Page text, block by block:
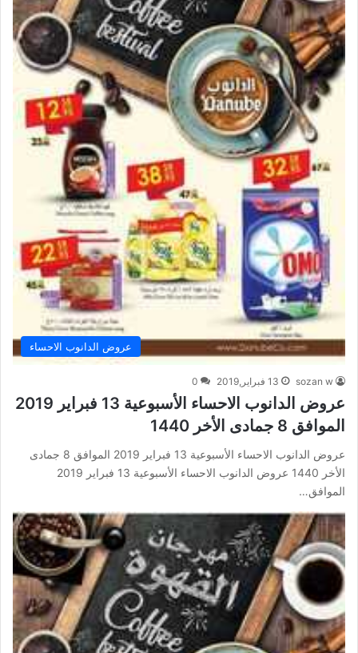
عروض الدانوب الاحساء
sozan w 13 فبراير,2019 0
عروض الدانوب الاحساء الأسبوعية 13 فبراير 2019
الموافق 8 جمادى الأخر 1440
عروض الدانوب الاحساء الأسبوعية 13 فبراير 2019 الموافق 8 جمادى
الأخر 1440 عروض الدانوب الاحساء الأسبوعية 13 فبراير 2019
الموافق…